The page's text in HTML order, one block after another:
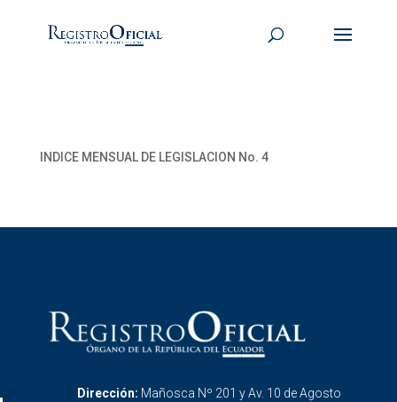
INDICE MENSUAL DE LEGISLACION No. 4
Dirección: Mañosca Nº 201 y Av. 10 de Agosto